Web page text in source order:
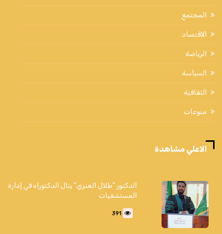
المجتمع
الاقتصاد
الرياضة
السياسة
الثقافية
منوعات
الاعلي مشاهدة
الدكتور "طلال العنزي" ينال الدكتوراه في إدارة
المستشفيات
391